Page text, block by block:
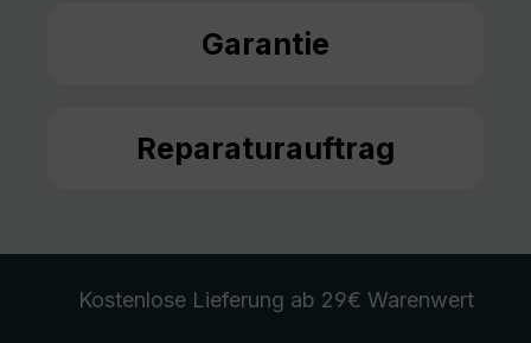
Garantie
Reparaturauftrag
Kostenlose Lieferung ab 29€ Warenwert